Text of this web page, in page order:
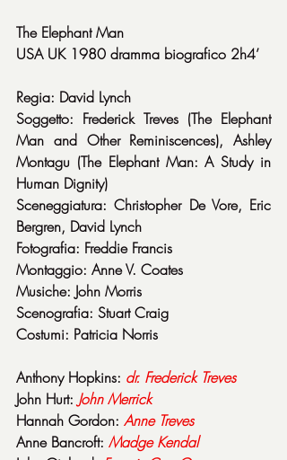
The Elephant Man
USA UK 1980 dramma biografico 2h4’
Regia: David Lynch
Soggetto: Frederick Treves (The Elephant
Man and Other Reminiscences), Ashley
Montagu (The Elephant Man: A Study in
Human Dignity)
Sceneggiatura: Christopher De Vore, Eric
Bergren, David Lynch
Fotografia: Freddie Francis
Montaggio: Anne V. Coates
Musiche: John Morris
Scenografia: Stuart Craig
Costumi: Patricia Norris
Anthony Hopkins: dr. Frederick Treves
John Hurt: John Merrick
Hannah Gordon: Anne Treves
Anne Bancroft: Madge Kendal